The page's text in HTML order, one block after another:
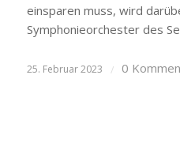
einsparen muss, wird
Symphonieorchester des
25. Februar 2023 / 0